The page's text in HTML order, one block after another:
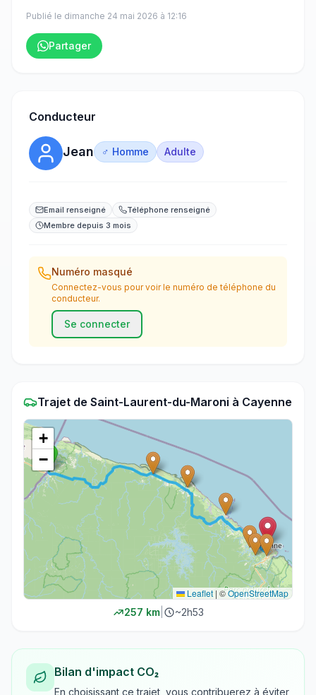
Publié le dimanche 24 mai 2026 à 12:16
Partager
Conducteur
Jean ♂ Homme Adulte
Email renseigné
Téléphone renseigné
Membre depuis 3 mois
Numéro masqué
Connectez-vous pour voir le numéro de téléphone du
conducteur.
Se connecter
Trajet de Saint-Laurent-du-Maroni à Cayenne
+
−
Leaflet | ©OpenStreetMap
257 km| ~2h53
Bilan d'impact CO₂
En choisissant ce trajet, vous contribuerez à éviter